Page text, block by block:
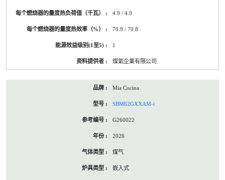
4.9 / 4.9
70.9 / 70.8
1
煤氣企業有限公司
Mia Cucina
SBM62GXXAM-i
G260022
2026
煤气
嵌入式